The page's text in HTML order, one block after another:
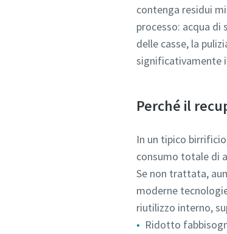
contenga residui
processo: acqua
delle casse, la
significativamente
Perché il
In un tipico
consumo totale di
Se non trattata,
moderne
riutilizzo interno,
Ridotto